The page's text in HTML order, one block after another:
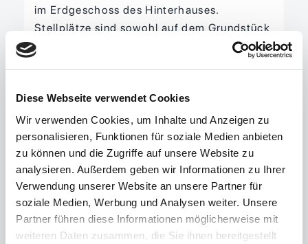
Diese Webseite verwendet Cookies
Wir verwenden Cookies, um Inhalte und Anzeigen zu
personalisieren, Funktionen für soziale Medien anbieten
zu können und die Zugriffe auf unsere Website zu
analysieren. Außerdem geben wir Informationen zu Ihrer
Verwendung unserer Website an unsere Partner für
soziale Medien, Werbung und Analysen weiter. Unsere
Partner führen diese Informationen möglicherweise mit
weiteren Daten zusammen, die Sie ihnen bereitgestellt
im Erdgeschoss des Hinterhauses.
Stellplätze sind sowohl auf dem Grundstück
als auch in den umliegenden Straßen
Aktuell sind sieben der Wohnungen
vermietet.
Der Friseurladen ist aktuell frei. Er verfügt
über eine eigene Gasheizung (Baujahr
1996) welche eine effiziente Beheizung
sichert und bietet einen Aufenthaltsraum
sowie ein WC. Im denkmalgeschützten
Vorderhaus sind drei Wohnungen vermietet